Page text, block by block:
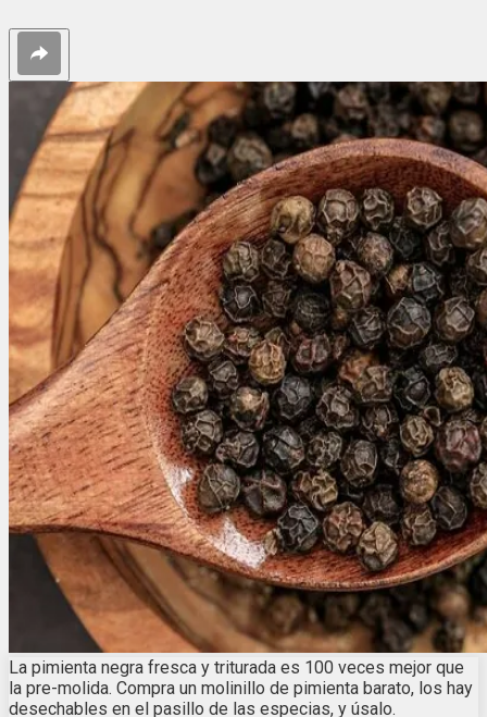
La pimienta negra fresca y triturada es 100 veces mejor que
la pre-molida. Compra un molinillo de pimienta barato, los hay
desechables en el pasillo de las especias, y úsalo.